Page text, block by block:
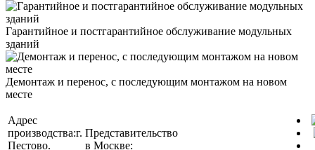
Гарантийное и постгарантийное обслуживание модульных
зданий
Демонтаж и перенос, с последующим монтажом на новом
месте
Адрес
производства:г.
Пестово.
Представительство
в Москве: